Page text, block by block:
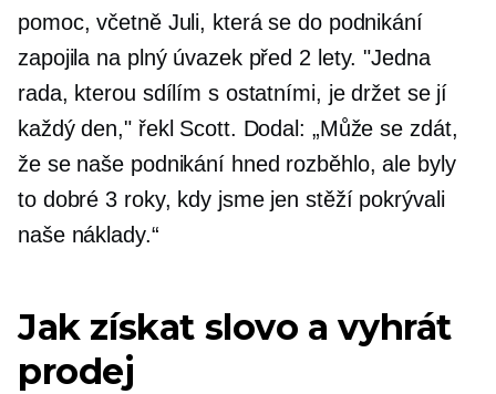
pomoc, včetně Juli, která se do podnikání
zapojila na plný úvazek před 2 lety. "Jedna
rada, kterou sdílím s ostatními, je držet se jí
každý den," řekl Scott. Dodal: „Může se zdát,
že se naše podnikání hned rozběhlo, ale byly
to dobré 3 roky, kdy jsme jen stěží pokrývali
naše náklady.“
Jak získat slovo a vyhrát
prodej